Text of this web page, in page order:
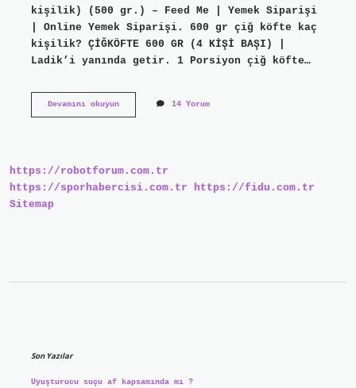
kişilik) (500 gr.) – Feed Me | Yemek Siparişi
| Online Yemek Siparişi. 600 gr çiğ köfte kaç
kişilik? ÇİĞKÖFTE 600 GR (4 KİŞİ BAŞI) |
Ladik’i yanında getir. 1 Porsiyon çiğ köfte…
Devamını okuyun1
14 Yorum
https://robotforum.com.tr
https://sporhabercisi.com.tr
https://fidu.com.tr
Sitemap
Son Yazılar
Uyuşturucu suçu af kapsamında mı ?